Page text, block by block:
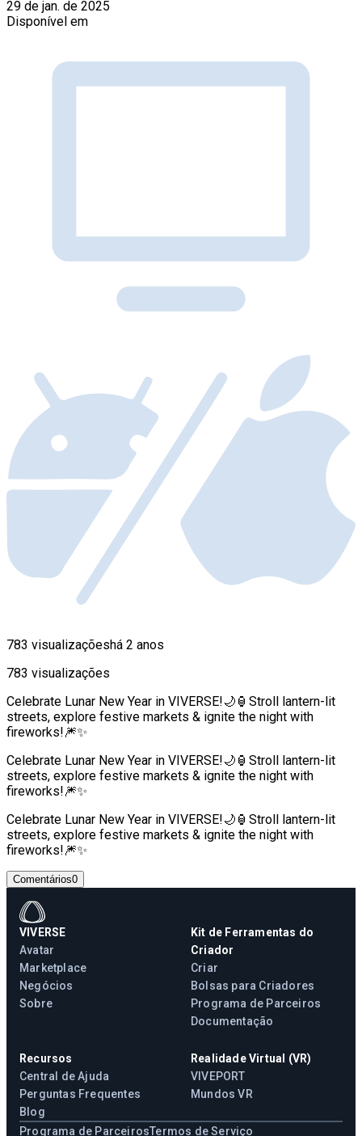
29 de jan. de 2025
Disponível em
783 visualizaçõeshá 2 anos
783 visualizações
Celebrate Lunar New Year in VIVERSE!🌙🏮Stroll lantern-lit
streets, explore festive markets & ignite the night with
fireworks!🎆✨
Celebrate Lunar New Year in VIVERSE!🌙🏮Stroll lantern-lit
streets, explore festive markets & ignite the night with
fireworks!🎆✨
Celebrate Lunar New Year in VIVERSE!🌙🏮Stroll lantern-lit
streets, explore festive markets & ignite the night with
fireworks!🎆✨
Comentários0
VIVERSE
Avatar
Marketplace
Negócios
Sobre
Kit de Ferramentas do
Criador
Criar
Bolsas para Criadores
Programa de Parceiros
Documentação
Recursos
Central de Ajuda
Perguntas Frequentes
Blog
Realidade Virtual (VR)
VIVEPORT
Mundos VR
Programa de ParceirosTermos de Serviço